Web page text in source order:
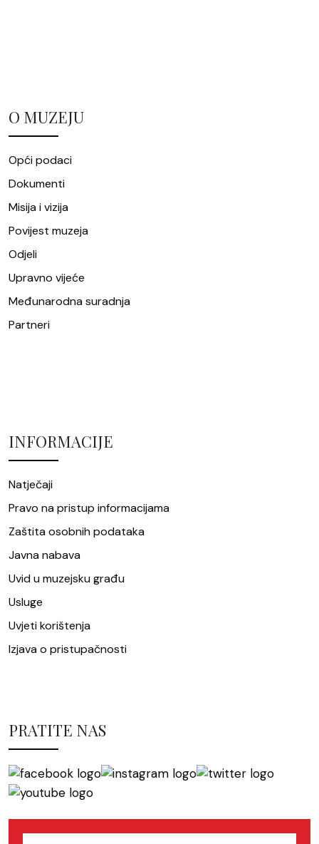
O MUZEJU
Opći podaci
Dokumenti
Misija i vizija
Povijest muzeja
Odjeli
Upravno vijeće
Međunarodna suradnja
Partneri
INFORMACIJE
Natječaji
Pravo na pristup informacijama
Zaštita osobnih podataka
Javna nabava
Uvid u muzejsku građu
Usluge
Uvjeti korištenja
Izjava o pristupačnosti
PRATITE NAS